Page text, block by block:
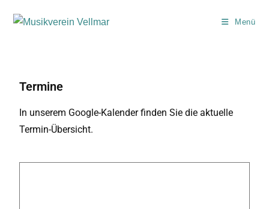
Menü
Termine
In unserem Google-Kalender finden Sie die aktuelle
Termin-Übersicht.